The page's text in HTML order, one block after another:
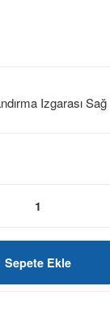
Izgarası Sağ
Sepete Ekle